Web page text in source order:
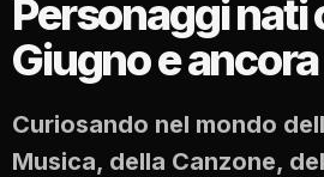
Personaggi nati
Giugno e
Curiosando nel mondo
Musica, della Canzone,